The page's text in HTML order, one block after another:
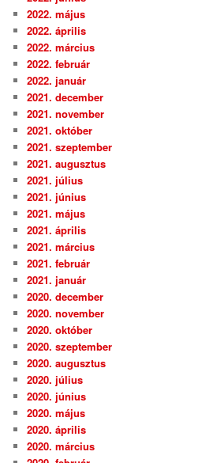
2022. május
2022. április
2022. március
2022. február
2022. január
2021. december
2021. november
2021. október
2021. szeptember
2021. augusztus
2021. július
2021. június
2021. május
2021. április
2021. március
2021. február
2021. január
2020. december
2020. november
2020. október
2020. szeptember
2020. augusztus
2020. július
2020. június
2020. május
2020. április
2020. március